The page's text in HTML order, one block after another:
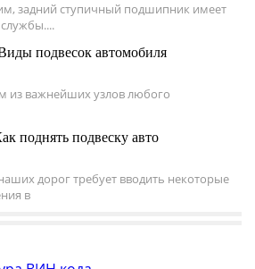
задний ступичный подшипник имеет
подвесок автомобиля
из важнейших узлов любого
поднять подвеску авто
дорог требует вводить некоторые
в